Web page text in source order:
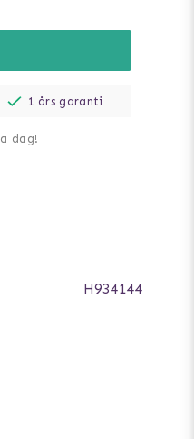
1 års garanti
dag!
H934144